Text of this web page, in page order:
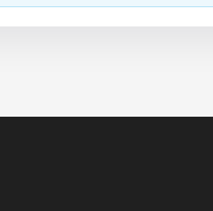
комплектующих.
укажите симптомы —